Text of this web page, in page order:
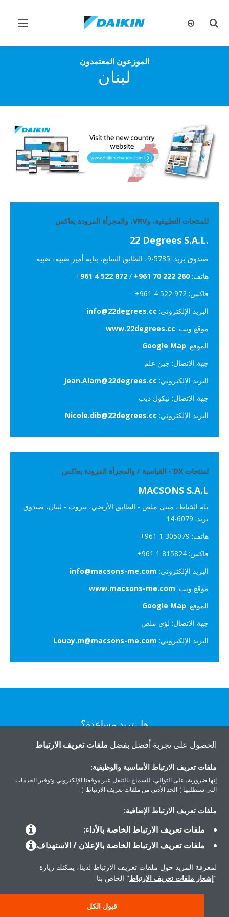
تبديل
تبديل
الموزعون المعتمدون
لبنان
للمنتجات التطبيقية، وVRV، والمجزأة المزودة بعاكس
‎22 Degrees S.A.L.‎
صندوق بريد: ‎9-5735، الطابق
السابع، بناية أمير ضبية، ضبية
هاتف: ‎+
961 4 522 872 / +961 70 222 260
فاكس: ‎+961 4 522 972
البريد الإلكتروني: info@22degrees.cc
موقع ويب: www.22degrees.cc
الموقع: Google Map
جهة الاتصال: جين علم
البريد الإلكتروني: Jean.Alam@22degrees.cc
جهة الاتصال: نيكول ديب
البريد الإلكتروني: Nicole.dib@22degrees.cc
لمنتجات DX - القياسية / والمجزأة المزودة بعاكس
MACSONS S.A.L
تلة الخياط، مبنى ملص - الطابق الأرضي، بيروت - لبنان، صندوق
بريد: ‎14-6079
هاتف: ‎+961 1 305079
فاكس: ‎+961 1 815824
البريد الإلكتروني: info@macsons-me.com
موقع ويب: www.macsons-me.com
الموقع: Google Map
جهة الاتصال: لؤي ملص
البريد الإلكتروني: Louay.m@macsons-me.com
هل تريد مساعدة؟
المنتجات
حول دايكن
الحصول على تجربة أفضل بفضل ملفات تعريف الارتباط
ملفات تعريف الارتباط الأساسية والوظيفية:
إنها ضرورية، على التوالي، للسماح بالتنقل عبر موقعنا الإلكتروني وتوفير الخدمات
التي ستطلبها ("الحد الأدنى من ملفات تعريف الارتباط").
ملفات تعريف الارتباط الإضافية:
ملفات تعريف الارتباط الخاصة بالأداء:
ملفات تعريف الارتباط الخاصة بالإعلان / الاستهداف:
لمعرفة المزيد حول ملفات تعريف الارتباط لدينا، يمكنك زيارة
"إشعار ملفات تعريف الارتباط" الخاص بنا.
قبول الكل